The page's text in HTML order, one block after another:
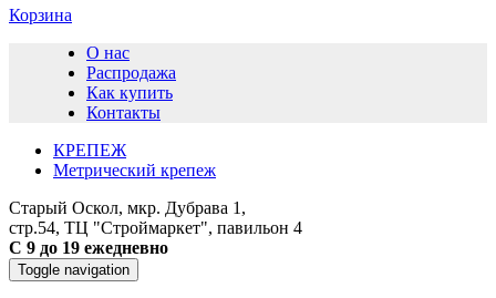
Корзина
О нас
Распродажа
Как купить
Контакты
КРЕПЕЖ
Метрический крепеж
Старый Оскол, мкр. Дубрава 1,
стр.54, ТЦ "Строймаркет", павильон 4
С 9 до 19 ежедневно
Toggle navigation